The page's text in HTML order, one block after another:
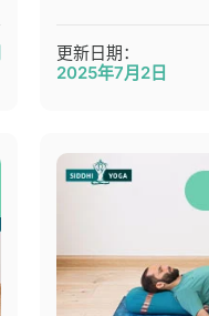
更新日期：
2025年7月2日